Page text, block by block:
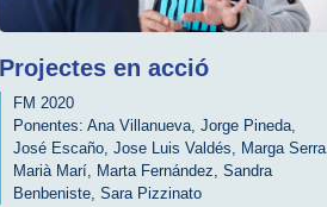
Projectes en acció
FM 2020
Ponentes: Ana Villanueva Jorge Pineda
José Escaño Jose Luis Valdés Marga Serra
Marià Marí
Marta Fernández Sandra
Benbeniste Sara Pizzinato